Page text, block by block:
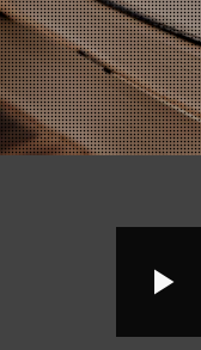
play_arrow